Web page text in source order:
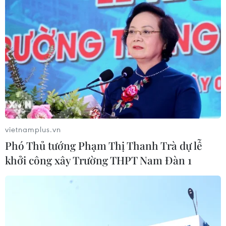
06/08/2026 15:33
Việt Nam tiếp tục là thị trường trọng
điểm của doanh nghiệp thực phẩm
Ba Lan
06/08/2026 14:03
Lâm Đồng vào cao điểm vụ cá Nam,
ngư dân phấn khởi vươn khơi
06/08/2026 09:06
Giá dầu tăng khi nhà đầu tư thận
vietnamplus.vn
Phó Thủ tướng Phạm Thị Thanh Trà dự lễ
khởi công xây Trường THPT Nam Đàn 1